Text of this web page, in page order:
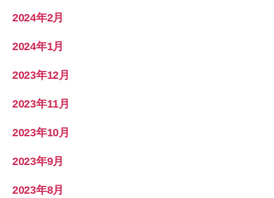
2024年2月
2024年1月
2023年12月
2023年11月
2023年10月
2023年9月
2023年8月